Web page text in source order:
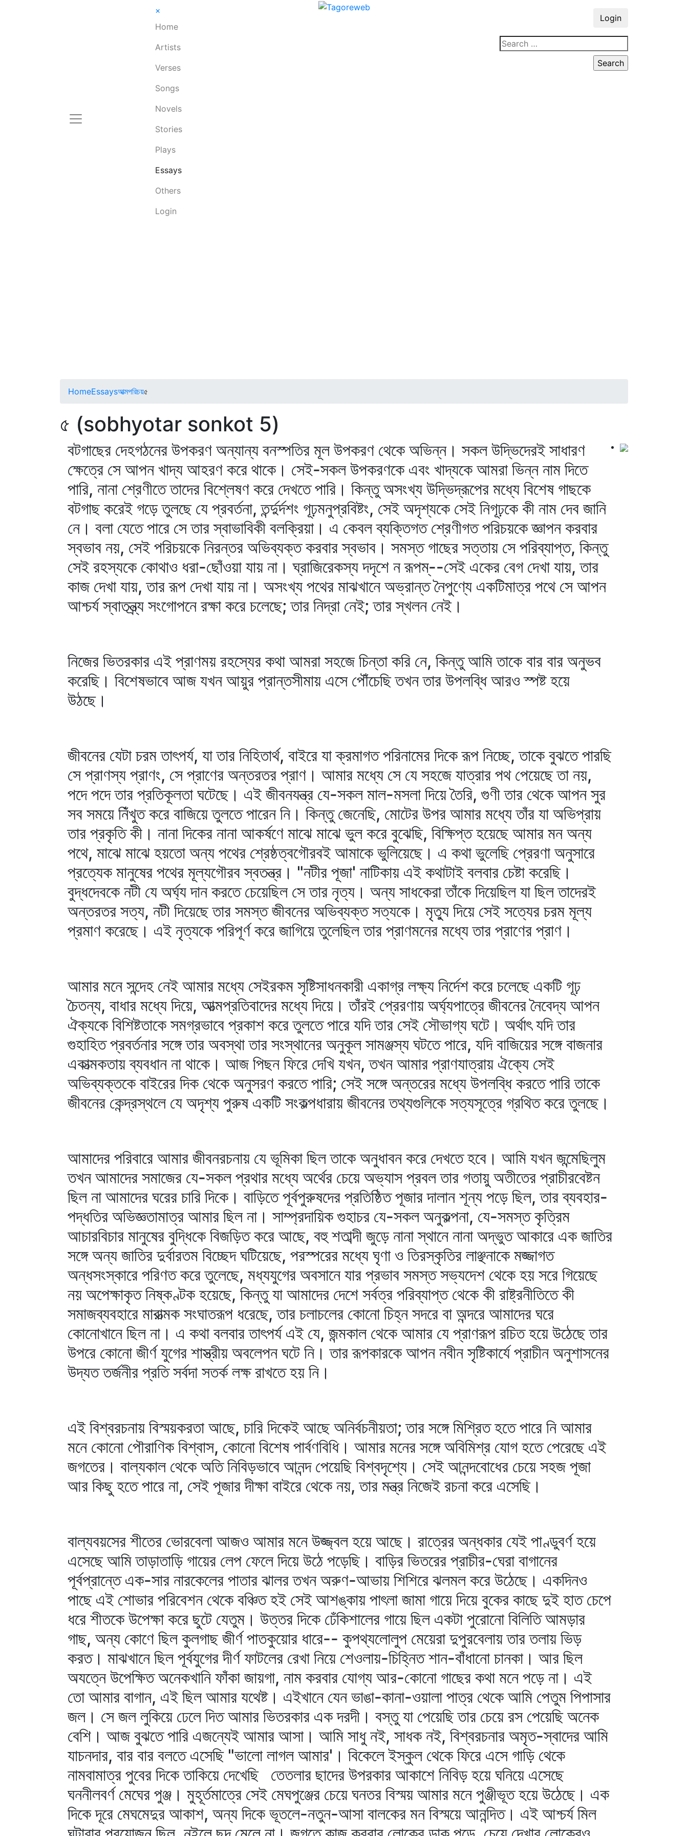
×
Home
Artists
Verses
Songs
Novels
Stories
Plays
Essays
Others
Login
Login
HomeEssaysআত্মপরিচয়৫
৫ (sobhyotar sonkot 5)
বটগাছের দেহগঠনের উপকরণ অন্যান্য বনস্পতির মূল উপকরণ থেকে অভিন্ন। সকল উদ্ভিদেরই সাধারণ
ক্ষেত্রে সে আপন খাদ্য আহরণ করে থাকে। সেই-সকল উপকরণকে এবং খাদ্যকে আমরা ভিন্ন নাম দিতে
পারি, নানা শ্রেণীতে তাদের বিশ্লেষণ করে দেখতে পারি। কিন্তু অসংখ্য উদ্ভিদ্‌রূপের মধ্যে বিশেষ গাছকে
বটগাছ করেই গড়ে তুলছে যে প্রবর্তনা, তর্ন্দুর্দশং গূঢ়মনুপ্রবিষ্টং, সেই অদৃশ্যকে সেই নিগূঢ়কে কী নাম দেব জানি
নে। বলা যেতে পারে সে তার স্বাভাবিকী বলক্রিয়া। এ কেবল ব্যক্তিগত শ্রেণীগত পরিচয়কে জ্ঞাপন করবার
স্বভাব নয়, সেই পরিচয়কে নিরন্তর অভিব্যক্ত করবার স্বভাব। সমস্ত গাছের সত্তায় সে পরিব্যাপ্ত, কিন্তু
সেই রহস্যকে কোথাও ধরা-ছোঁওয়া যায় না। ঘ্রাজিরেকস্য দদৃশে ন রূপম্‌--সেই একের বেগ দেখা যায়, তার
কাজ দেখা যায়, তার রূপ দেখা যায় না। অসংখ্য পথের মাঝখানে অভ্রান্ত নৈপুণ্যে একটিমাত্র পথে সে আপন
আশ্চর্য স্বাতন্ত্র্য সংগোপনে রক্ষা করে চলেছে; তার নিদ্রা নেই; তার স্খলন নেই।
নিজের ভিতরকার এই প্রাণময় রহস্যের কথা আমরা সহজে চিন্তা করি নে, কিন্তু আমি তাকে বার বার অনুভব
করেছি। বিশেষভাবে আজ যখন আয়ুর প্রান্তসীমায় এসে পৌঁচেছি তখন তার উপলব্ধি আরও স্পষ্ট হয়ে
উঠছে।
জীবনের যেটা চরম তাৎপর্য, যা তার নিহিতার্থ, বাইরে যা ক্রমাগত পরিনামের দিকে রূপ নিচ্ছে, তাকে বুঝতে পারছি
সে প্রাণস্য প্রাণং, সে প্রাণের অন্তরতর প্রাণ। আমার মধ্যে সে যে সহজে যাত্রার পথ পেয়েছে তা নয়,
পদে পদে তার প্রতিকূলতা ঘটেছে। এই জীবনযন্ত্র যে-সকল মাল-মসলা দিয়ে তৈরি, গুণী তার থেকে আপন সুর
সব সময়ে নিঁখুত করে বাজিয়ে তুলতে পারেন নি। কিন্তু জেনেছি, মোটের উপর আমার মধ্যে তাঁর যা অভিপ্রায়
তার প্রকৃতি কী। নানা দিকের নানা আকর্ষণে মাঝে মাঝে ভুল করে বুঝেছি, বিক্ষিপ্ত হয়েছে আমার মন অন্য
পথে, মাঝে মাঝে হয়তো অন্য পথের শ্রেষ্ঠত্বগৌরবই আমাকে ভুলিয়েছে। এ কথা ভুলেছি প্রেরণা অনুসারে
প্রত্যেক মানুষের পথের মূল্যগৌরব স্বতন্ত্র। "নটীর পূজা' নাটিকায় এই কথাটাই বলবার চেষ্টা করেছি।
বুদ্ধদেবকে নটী যে অর্ঘ্য দান করতে চেয়েছিল সে তার নৃত্য। অন্য সাধকেরা তাঁকে দিয়েছিল যা ছিল তাদেরই
অন্তরতর সত্য, নটী দিয়েছে তার সমস্ত জীবনের অভিব্যক্ত সত্যকে। মৃত্যু দিয়ে সেই সত্যের চরম মূল্য
প্রমাণ করেছে। এই নৃত্যকে পরিপূর্ণ করে জাগিয়ে তুলেছিল তার প্রাণমনের মধ্যে তার প্রাণের প্রাণ।
আমার মনে সন্দেহ নেই আমার মধ্যে সেইরকম সৃষ্টিসাধনকারী একাগ্র লক্ষ্য নির্দেশ করে চলেছে একটি গূঢ়
চৈতন্য, বাধার মধ্যে দিয়ে, আত্মপ্রতিবাদের মধ্যে দিয়ে। তাঁরই প্রেরণায় অর্ঘ্যপাত্রে জীবনের নৈবেদ্য আপন
ঐক্যকে বিশিষ্টতাকে সমগ্রভাবে প্রকাশ করে তুলতে পারে যদি তার সেই সৌভাগ্য ঘটে। অর্থাৎ যদি তার
গুহাহিত প্রবর্তনার সঙ্গে তার অবস্থা তার সংস্থানের অনুকূল সামঞ্জস্য ঘটতে পারে, যদি বাজিয়ের সঙ্গে বাজনার
একাত্মকতায় ব্যবধান না থাকে। আজ পিছন ফিরে দেখি যখন, তখন আমার প্রাণযাত্রায় ঐক্যে সেই
অভিব্যক্তকে বাইরের দিক থেকে অনুসরণ করতে পারি; সেই সঙ্গে অন্তরের মধ্যে উপলব্ধি করতে পারি তাকে
জীবনের কেন্দ্রস্থলে যে অদৃশ্য পুরুষ একটি সংকল্পধারায় জীবনের তথ্যগুলিকে সত্যসূত্রে গ্রথিত করে তুলছে।
আমাদের পরিবারে আমার জীবনরচনায় যে ভূমিকা ছিল তাকে অনুধাবন করে দেখতে হবে। আমি যখন জন্মেছিলুম
তখন আমাদের সমাজের যে-সকল প্রথার মধ্যে অর্থের চেয়ে অভ্যাস প্রবল তার গতায়ু অতীতের প্রাচীরবেষ্টন
ছিল না আমাদের ঘরের চারি দিকে। বাড়িতে পূর্বপুরুষদের প্রতিষ্ঠিত পূজার দালান শূন্য পড়ে ছিল, তার ব্যবহার-
পদ্ধতির অভিজ্ঞতামাত্র আমার ছিল না। সাম্প্রদায়িক গুহাচর যে-সকল অনুকল্পনা, যে-সমস্ত কৃত্রিম
আচারবিচার মানুষের বুদ্ধিকে বিজড়িত করে আছে, বহু শতাব্দী জুড়ে নানা স্থানে নানা অদ্ভুত আকারে এক জাতির
সঙ্গে অন্য জাতির দুর্বারতম বিচ্ছেদ ঘটিয়েছে, পরস্পরের মধ্যে ঘৃণা ও তিরস্কৃতির লাঞ্ছনাকে মজ্জাগত
অন্ধসংস্কারে পরিণত করে তুলেছে, মধ্যযুগের অবসানে যার প্রভাব সমস্ত সভ্যদেশ থেকে হয় সরে গিয়েছে
নয় অপেক্ষাকৃত নিষ্কণ্টক হয়েছে, কিন্তু যা আমাদের দেশে সর্বত্র পরিব্যাপ্ত থেকে কী রাষ্ট্রনীতিতে কী
সমাজব্যবহারে মারাত্মক সংঘাতরূপ ধরেছে, তার চলাচলের কোনো চিহ্ন সদরে বা অন্দরে আমাদের ঘরে
কোনোখানে ছিল না। এ কথা বলবার তাৎপর্য এই যে, জন্মকাল থেকে আমার যে প্রাণরূপ রচিত হয়ে উঠেছে তার
উপরে কোনো জীর্ণ যুগের শাস্ত্রীয় অবলেপন ঘটে নি। তার রূপকারকে আপন নবীন সৃষ্টিকার্যে প্রাচীন অনুশাসনের
উদ্যত তর্জনীর প্রতি সর্বদা সতর্ক লক্ষ রাখতে হয় নি।
এই বিশ্বরচনায় বিস্ময়করতা আছে, চারি দিকেই আছে অনির্বচনীয়তা; তার সঙ্গে মিশ্রিত হতে পারে নি আমার
মনে কোনো পৌরাণিক বিশ্বাস, কোনো বিশেষ পার্বণবিধি। আমার মনের সঙ্গে অবিমিশ্র যোগ হতে পেরেছে এই
জগতের। বাল্যকাল থেকে অতি নিবিড়ভাবে আনন্দ পেয়েছি বিশ্বদৃশ্যে। সেই আনন্দবোধের চেয়ে সহজ পূজা
আর কিছু হতে পারে না, সেই পূজার দীক্ষা বাইরে থেকে নয়, তার মন্ত্র নিজেই রচনা করে এসেছি।
বাল্যবয়সের শীতের ভোরবেলা আজও আমার মনে উজ্জ্বল হয়ে আছে। রাত্রের অন্ধকার যেই পাণ্ডুবর্ণ হয়ে
এসেছে আমি তাড়াতাড়ি গায়ের লেপ ফেলে দিয়ে উঠে পড়েছি। বাড়ির ভিতরের প্রাচীর-ঘেরা বাগানের
পূর্বপ্রান্তে এক-সার নারকেলের পাতার ঝালর তখন অরুণ-আভায় শিশিরে ঝলমল করে উঠেছে। একদিনও
পাছে এই শোভার পরিবেশন থেকে বঞ্চিত হই সেই আশঙ্কায় পাৎলা জামা গায়ে দিয়ে বুকের কাছে দুই হাত চেপে
ধরে শীতকে উপেক্ষা করে ছুটে যেতুম। উত্তর দিকে ঢেঁকিশালের গায়ে ছিল একটা পুরোনো বিলিতি আমড়ার
গাছ, অন্য কোণে ছিল কুলগাছ জীর্ণ পাতকুয়োর ধারে-- কুপথ্যলোলুপ মেয়েরা দুপুরবেলায় তার তলায় ভিড়
করত। মাঝখানে ছিল পূর্বযুগের দীর্ণ ফাটলের রেখা নিয়ে শেওলায়-চিহ্নিত শান-বাঁধানো চানকা। আর ছিল
অযত্নে উপেক্ষিত অনেকখানি ফাঁকা জায়গা, নাম করবার যোগ্য আর-কোনো গাছের কথা মনে পড়ে না। এই
তো আমার বাগান, এই ছিল আমার যথেষ্ট। এইখানে যেন ভাঙা-কানা-ওয়ালা পাত্র থেকে আমি পেতুম পিপাসার
জল। সে জল লুকিয়ে ঢেলে দিত আমার ভিতরকার এক দরদী। বস্তু যা পেয়েছি তার চেয়ে রস পেয়েছি অনেক
বেশি। আজ বুঝতে পারি এজন্যেই আমার আসা। আমি সাধু নই, সাধক নই, বিশ্বরচনার অমৃত-স্বাদের আমি
যাচনদার, বার বার বলতে এসেছি "ভালো লাগল আমার'। বিকেলে ইস্কুল থেকে ফিরে এসে গাড়ি থেকে
নামবামাত্র পুবের দিকে তাকিয়ে দেখেছি তেতলার ছাদের উপরকার আকাশে নিবিড় হয়ে ঘনিয়ে এসেছে
ঘননীলবর্ণ মেঘের পুঞ্জ। মুহূর্তমাত্রে সেই মেঘপুঞ্জের চেয়ে ঘনতর বিস্ময় আমার মনে পুঞ্জীভূত হয়ে উঠেছে। এক
দিকে দূরে মেঘমেদুর আকাশ, অন্য দিকে ভূতলে-নতুন-আসা বালকের মন বিস্ময়ে আনন্দিত। এই আশ্চর্য মিল